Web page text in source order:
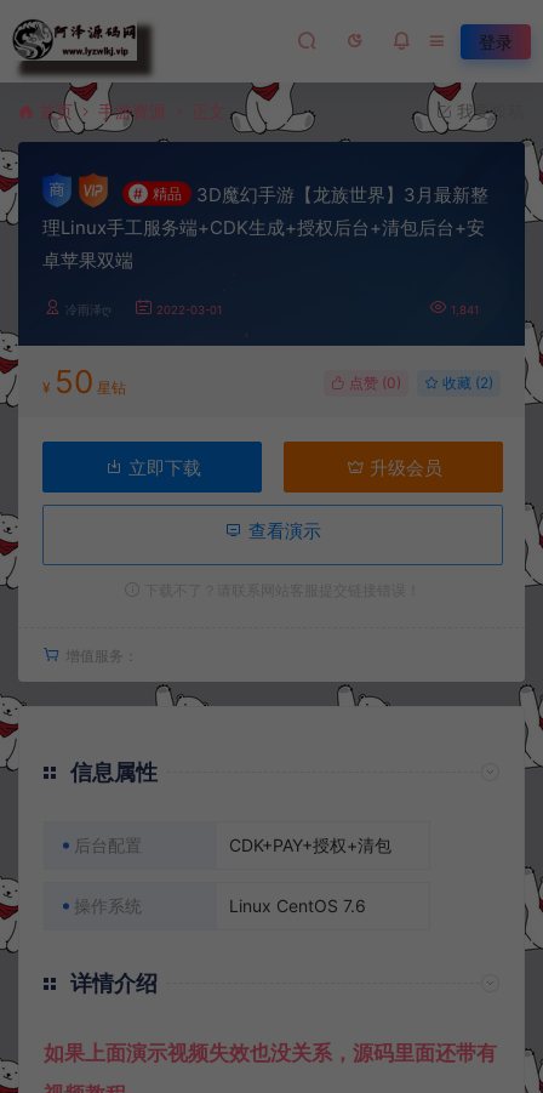
登录
首页 手游资源 正文 我要投稿
# 精品
3D魔幻手游【龙族世界】3月最新整
理Linux手工服务端+CDK生成+授权后台+清包后台+安
卓苹果双端
冷雨泽ღ 2022-03-01 1,841
¥ 50 星钻 点赞 (0) 收藏 (2)
立即下载 升级会员
查看演示
增值服务：
信息属性
后台配置 CDK+PAY+授权+清包
操作系统 Linux CentOS 7.6
详情介绍
如果上面演示视频失效也没关系，源码里面还带有